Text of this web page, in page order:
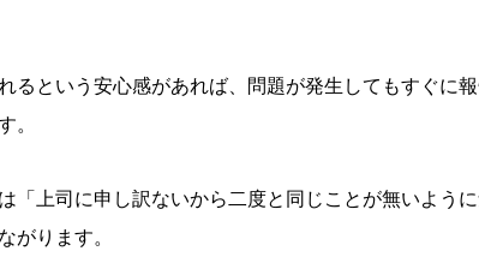
るという安心感があれば、問題が発生してもすぐに
。
「上司に申し訳ないから二度と同じことが無いよう
がります。